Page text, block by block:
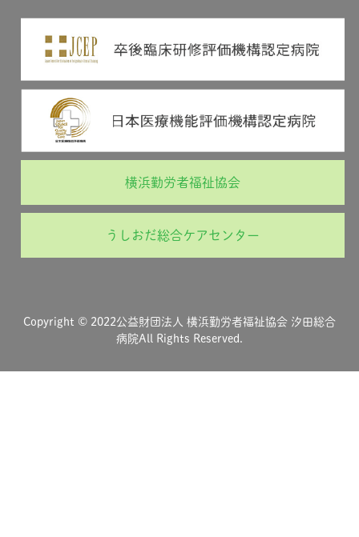
横浜勤労者福祉協会
うしおだ総合ケアセンター
Copyright © 2022公益財団法人 横浜勤労者福祉協会 汐田総合
病院All Rights Reserved.